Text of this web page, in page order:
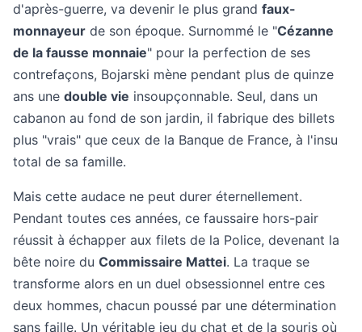
d'après-guerre, va devenir le plus grand faux-
monnayeur de son époque. Surnommé le "Cézanne
de la fausse monnaie" pour la perfection de ses
contrefaçons, Bojarski mène pendant plus de quinze
ans une double vie insoupçonnable. Seul, dans un
cabanon au fond de son jardin, il fabrique des billets
plus "vrais" que ceux de la Banque de France, à l'insu
total de sa famille.
Mais cette audace ne peut durer éternellement.
Pendant toutes ces années, ce faussaire hors-pair
réussit à échapper aux filets de la Police, devenant la
bête noire du Commissaire Mattei. La traque se
transforme alors en un duel obsessionnel entre ces
deux hommes, chacun poussé par une détermination
sans faille. Un véritable jeu du chat et de la souris où